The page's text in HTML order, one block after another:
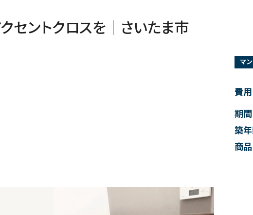
水回りのリフォーム
クセントクロスを｜さいたま市
マ
費用
期間
築
商品